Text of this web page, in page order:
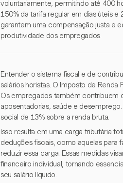
voluntariamente, permitindo até 400
150% da tarifa regular em dias úteis e
garantem uma compensação justa e
produtividade dos empregados.
Entender o sistema fiscal e de
salários horistas. O Imposto de
Os empregados também contribuem
aposentadorias, saúde e
social de 13% sobre a renda bruta.
Isso resulta em uma carga tributária
deduções fiscais, como aquelas para
reduzir essa carga. Essas medidas
financeiro individual, tornando
seu salário líquido.